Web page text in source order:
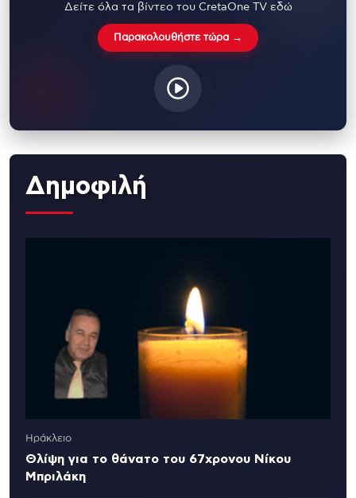
Δείτε όλα τα βίντεο του CretaOne TV εδώ
Παρακολουθήστε τώρα →
Δημοφιλή
Ηράκλειο
Θλίψη για το θάνατο του 67χρονου Νίκου
Μπριλάκη